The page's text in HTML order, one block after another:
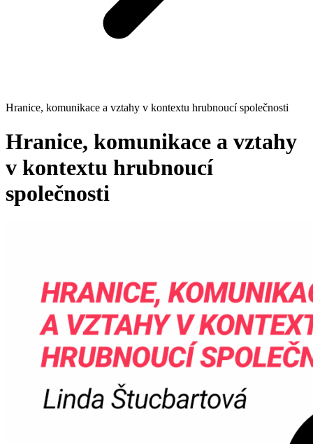
Hranice, komunikace a vztahy v kontextu hrubnoucí společnosti
Hranice, komunikace a vztahy
v kontextu hrubnoucí
společnosti